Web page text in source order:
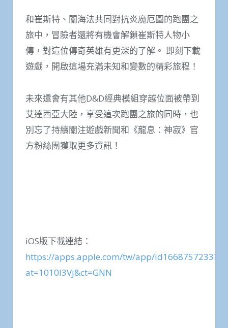
和崔斯特、關海法共同對抗炎魔厄圖的跑團之
旅中，冒險者還將有機會解鎖崔斯特人物小
傳，對這位傳奇英雄有更深的了解。 即刻下載
遊戲，開啟這場充滿未知和變數的精彩旅程！
未來還會有其他D&D經典模組穿越位面被帶到
艾達西亞大陸，享受這次跑團之旅的同時，也
別忘了持續關注遊戲新聞和《龍息：神寂》官
方粉絲團獲取更多資訊！
iOS版下載連結：
https://apps.apple.com/tw/app/id1668757233?
at=1010l3Vj&ct=GNN